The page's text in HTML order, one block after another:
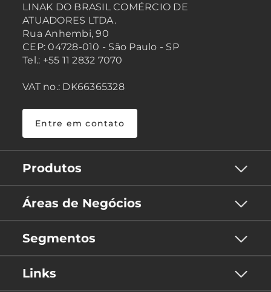
LINAK DO BRASIL COMÉRCIO DE
ATUADORES LTDA.
Rua Anhembi, 90
CEP: 04728-010 - São Paulo - SP
Tel.: +55 11 2832 7070
VAT no.: DK66365328
Entre em contato
Produtos
Áreas de Negócios
Segmentos
Links